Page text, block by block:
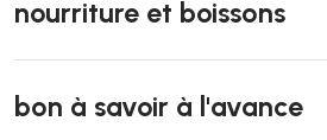
nourriture et boissons
bon à savoir à l'avance